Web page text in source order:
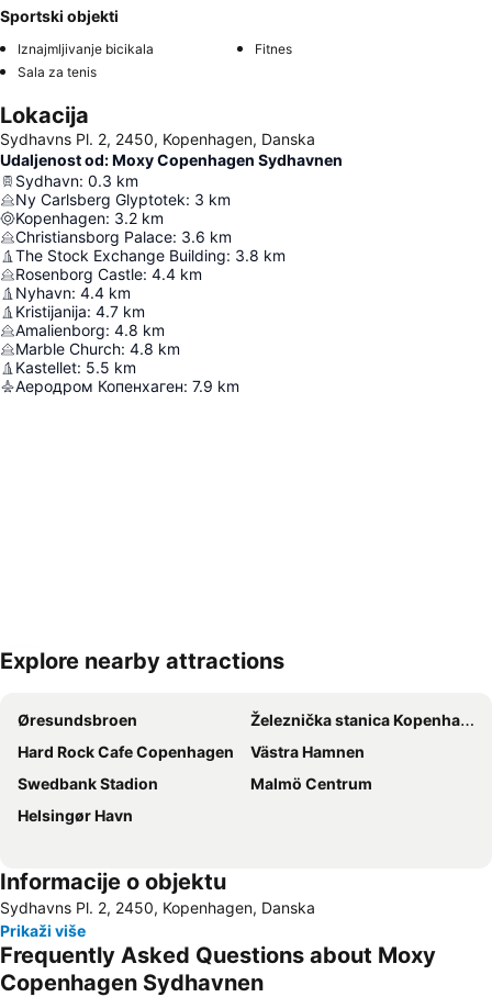
Sportski objekti
Iznajmljivanje bicikala
Fitnes
Sala za tenis
Lokacija
Sydhavns Pl. 2, 2450, Kopenhagen, Danska
Udaljenost od: Moxy Copenhagen Sydhavnen
Sydhavn: 0.3 km
Ny Carlsberg Glyptotek: 3 km
Kopenhagen: 3.2 km
Christiansborg Palace: 3.6 km
The Stock Exchange Building: 3.8 km
Rosenborg Castle: 4.4 km
Nyhavn: 4.4 km
Kristijanija: 4.7 km
Amalienborg: 4.8 km
Marble Church: 4.8 km
Kastellet: 5.5 km
Аеродром Копенхаген: 7.9 km
Explore nearby attractions
Øresundsbroen
Železnička stanica Kopenhagen
Hard Rock Cafe Copenhagen
Västra Hamnen
Swedbank Stadion
Malmö Centrum
Helsingør Havn
Informacije o objektu
Sydhavns Pl. 2, 2450, Kopenhagen, Danska
Prikaži više
Frequently Asked Questions about Moxy
Copenhagen Sydhavnen